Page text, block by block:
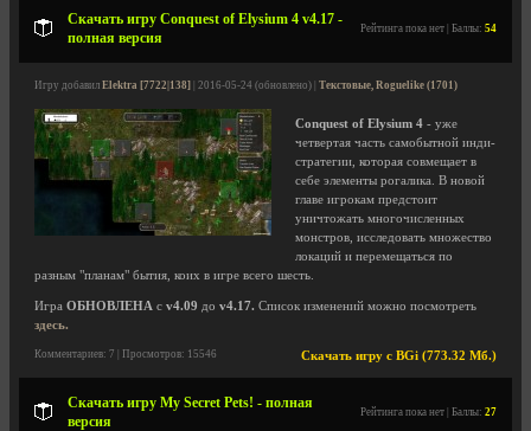
Скачать игру Conquest of Elysium 4 v4.17 -
полная версия
Рейтинга пока нет | Баллы: 54
Игру добавил Elektra [7722|138] | 2016-05-24 (обновлено) | Текстовые, Roguelike (1701)
Conquest of Elysium 4 - уже
четвертая часть самобытной инди-
стратегии, которая совмещает в
себе элементы рогалика. В новой
главе игрокам предстоит
уничтожать многочисленных
монстров, исследовать множество
локаций и перемещаться по
разным "планам" бытия, коих в игре всего шесть.
Игра ОБНОВЛЕНА с v4.09 до v4.17. Список изменений можно посмотреть
здесь.
Скачать игру с BGi (773.32 Мб.)
Комментариев: 7 | Просмотров: 15546
Скачать игру My Secret Pets! - полная
версия
Рейтинга пока нет | Баллы: 27